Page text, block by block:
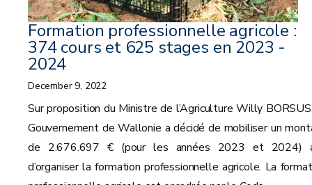
Formation professionnelle agricole :
374 cours et 625 stages en 2023 -
2024
December 9, 2022
Sur proposition du Ministre de l’Agriculture Willy
Gouvernement de Wallonie a décidé de mobiliser un
de 2.676.697 € (pour les années 2023 et 2024)
d’organiser la formation professionnelle agricole. La